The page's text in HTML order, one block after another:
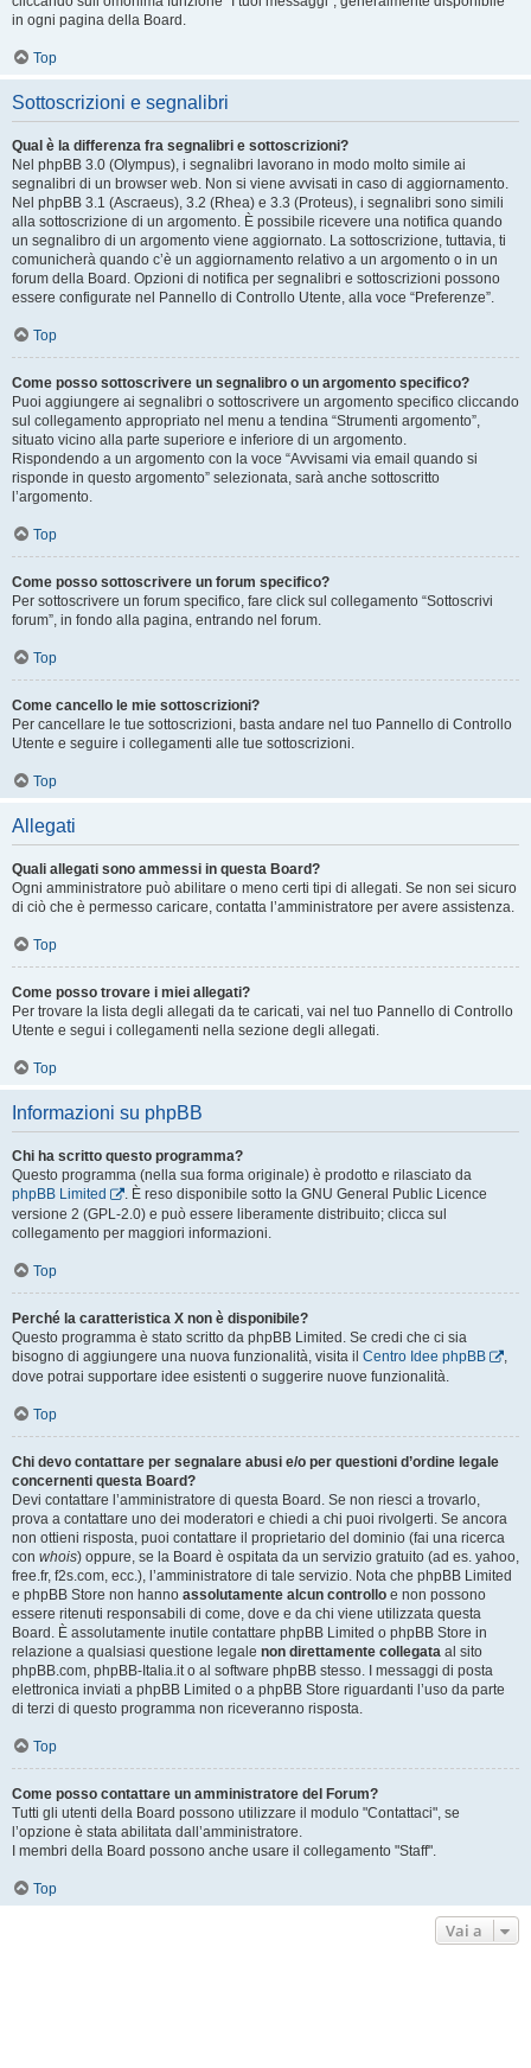
in ogni pagina della Board.
Top
Sottoscrizioni e segnalibri
Qual è la differenza fra segnalibri e sottoscrizioni?
Nel phpBB 3.0 (Olympus), i segnalibri lavorano in modo molto simile ai
segnalibri di un browser web. Non si viene avvisati in caso di aggiornamento.
Nel phpBB 3.1 (Ascraeus), 3.2 (Rhea) e 3.3 (Proteus), i segnalibri sono simili
alla sottoscrizione di un argomento. È possibile ricevere una notifica quando
un segnalibro di un argomento viene aggiornato. La sottoscrizione, tuttavia, ti
comunicherà quando c’è un aggiornamento relativo a un argomento o in un
forum della Board. Opzioni di notifica per segnalibri e sottoscrizioni possono
essere configurate nel Pannello di Controllo Utente, alla voce “Preferenze”.
Top
Come posso sottoscrivere un segnalibro o un argomento specifico?
Puoi aggiungere ai segnalibri o sottoscrivere un argomento specifico cliccando
sul collegamento appropriato nel menu a tendina “Strumenti argomento”,
situato vicino alla parte superiore e inferiore di un argomento.
Rispondendo a un argomento con la voce “Avvisami via email quando si
risponde in questo argomento” selezionata, sarà anche sottoscritto
l’argomento.
Top
Come posso sottoscrivere un forum specifico?
Per sottoscrivere un forum specifico, fare click sul collegamento “Sottoscrivi
forum”, in fondo alla pagina, entrando nel forum.
Top
Come cancello le mie sottoscrizioni?
Per cancellare le tue sottoscrizioni, basta andare nel tuo Pannello di Controllo
Utente e seguire i collegamenti alle tue sottoscrizioni.
Top
Allegati
Quali allegati sono ammessi in questa Board?
Ogni amministratore può abilitare o meno certi tipi di allegati. Se non sei sicuro
di ciò che è permesso caricare, contatta l’amministratore per avere assistenza.
Top
Come posso trovare i miei allegati?
Per trovare la lista degli allegati da te caricati, vai nel tuo Pannello di Controllo
Utente e segui i collegamenti nella sezione degli allegati.
Top
Informazioni su phpBB
Chi ha scritto questo programma?
Questo programma (nella sua forma originale) è prodotto e rilasciato da
phpBB Limited
. È reso disponibile sotto la GNU General Public Licence
versione 2 (GPL-2.0) e può essere liberamente distribuito; clicca sul
collegamento per maggiori informazioni.
Top
Perché la caratteristica X non è disponibile?
Questo programma è stato scritto da phpBB Limited. Se credi che ci sia
bisogno di aggiungere una nuova funzionalità, visita il Centro Idee phpBB
,
dove potrai supportare idee esistenti o suggerire nuove funzionalità.
Top
Chi devo contattare per segnalare abusi e/o per questioni d’ordine legale
concernenti questa Board?
Devi contattare l’amministratore di questa Board. Se non riesci a trovarlo,
prova a contattare uno dei moderatori e chiedi a chi puoi rivolgerti. Se ancora
non ottieni risposta, puoi contattare il proprietario del dominio (fai una ricerca
con whois) oppure, se la Board è ospitata da un servizio gratuito (ad es. yahoo,
free.fr, f2s.com, ecc.), l’amministratore di tale servizio. Nota che phpBB Limited
e phpBB Store non hanno assolutamente alcun controllo e non possono
essere ritenuti responsabili di come, dove e da chi viene utilizzata questa
Board. È assolutamente inutile contattare phpBB Limited o phpBB Store in
relazione a qualsiasi questione legale non direttamente collegata al sito
phpBB.com, phpBB-Italia.it o al software phpBB stesso. I messaggi di posta
elettronica inviati a phpBB Limited o a phpBB Store riguardanti l’uso da parte
di terzi di questo programma non riceveranno risposta.
Top
Come posso contattare un amministratore del Forum?
Tutti gli utenti della Board possono utilizzare il modulo "Contattaci", se
l’opzione è stata abilitata dall’amministratore.
I membri della Board possono anche usare il collegamento "Staff".
Top
Vai a